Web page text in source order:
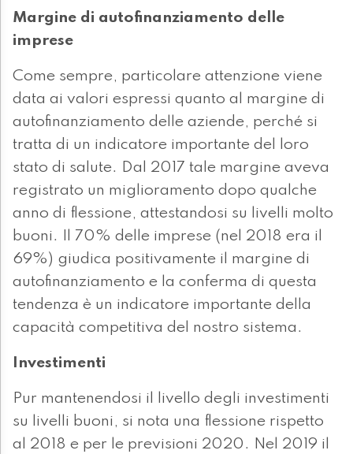
Margine di autofinanziamento delle
imprese
Come sempre, particolare attenzione viene
data ai valori espressi quanto al margine di
autofinanziamento delle aziende, perché si
tratta di un indicatore importante del loro
stato di salute. Dal 2017 tale margine aveva
registrato un miglioramento dopo qualche
anno di flessione, attestandosi su livelli molto
buoni. Il 70% delle imprese (nel 2018 era il
69%) giudica positivamente il margine di
autofinanziamento e la conferma di questa
tendenza è un indicatore importante della
capacità competitiva del nostro sistema.
Investimenti
Pur mantenendosi il livello degli investimenti
su livelli buoni, si nota una flessione rispetto
al 2018 e per le previsioni 2020. Nel 2019 il